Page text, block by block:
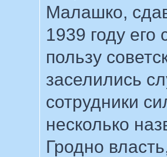
Малашко,
1939 году его
пользу
заселились
сотрудники
несколько
Гродно